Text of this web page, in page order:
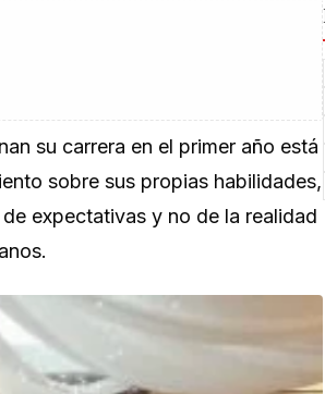
su carrera en el primer año está
sobre sus propias habilidades,
expectativas y no de la realidad